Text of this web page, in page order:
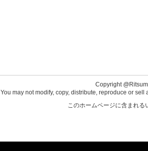
Copyright
You may not modify, copy, distribute, reproduce or
このホームページに含まれ